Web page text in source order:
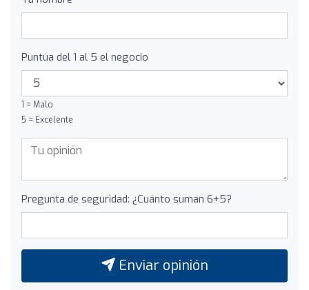
Puntúa del 1 al 5 el negocio
1 = Malo
5 = Excelente
Pregunta de seguridad: ¿Cuánto suman 6+5?
Enviar opinión